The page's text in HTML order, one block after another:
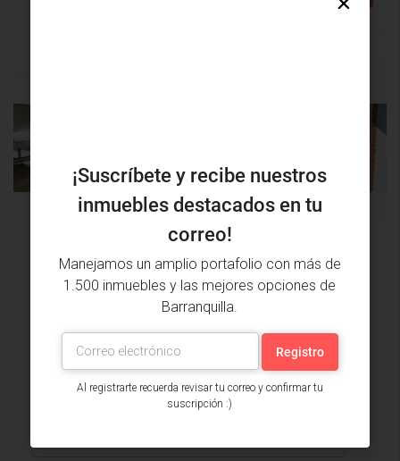
Issa Saieh Inmobiliaria
Ver listados
¡Suscríbete y recibe nuestros
inmuebles destacados en tu
correo!
Manejamos un amplio portafolio con más de
1.500 inmuebles y las mejores opciones de
Barranquilla.
Al registrarte recuerda revisar tu correo y confirmar tu
suscripción :)